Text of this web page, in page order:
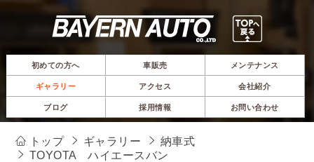
初めての方へ 車販売 メンテナンス
ギャラリー アクセス 会社紹介
ブログ 採用情報 お問い合わせ
トップ ギャラリー
納車式
TOYOTA ハイエースバン